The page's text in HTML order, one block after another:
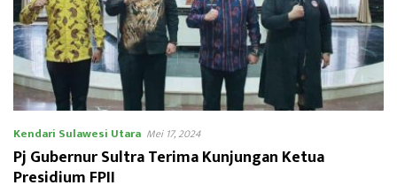
Kendari Sulawesi Utara Mei 17, 2024
Pj Gubernur Sultra Terima Kunjungan Ketua
Presidium FPII